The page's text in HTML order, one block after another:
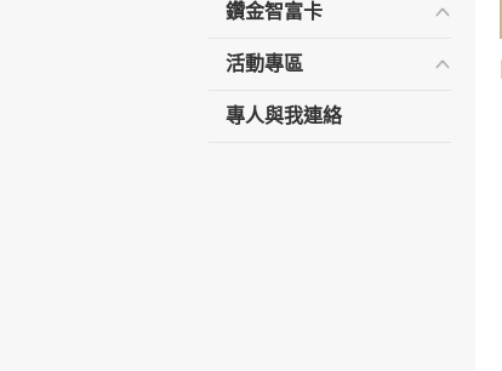
鑽金智富卡
活動專區
專人與我連絡